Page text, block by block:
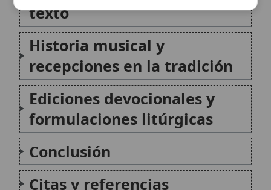
Conclusión
Citas y referencias
Modificado el 15 de julio de 2026 •
este artículo•Paq. Scorm (LMS)•Sugerir mejora•Compartir
artículo•Imprimir artículo• Generar QR•Instalar aplicación
Hostia
La Hostia en el catolicismo se refiere al pan que ha
sido consagrado durante la Misa, transformándose
en el Cuerpo de Cristo a través del misterio de la
transubstanciación. Este término, aunque puede
aplicarse al pan y al vino del...